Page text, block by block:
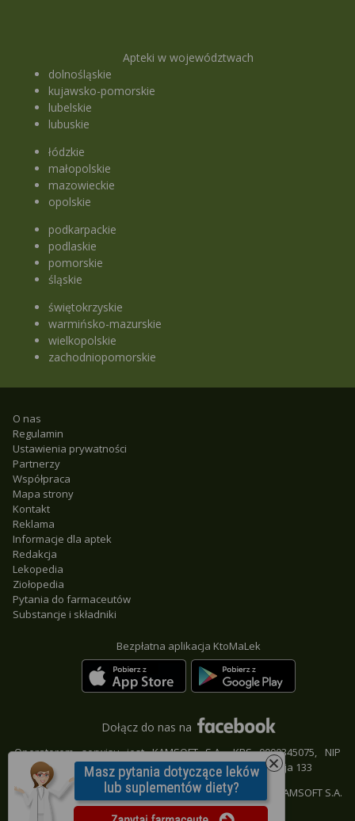
Apteki w województwach
dolnośląskie
kujawsko-pomorskie
lubelskie
lubuskie
łódzkie
małopolskie
mazowieckie
opolskie
podkarpackie
podlaskie
pomorskie
śląskie
świętokrzyskie
warmińsko-mazurskie
wielkopolskie
zachodniopomorskie
O nas
Regulamin
Ustawienia prywatności
Partnerzy
Współpraca
Mapa strony
Kontakt
Reklama
Informacje dla aptek
Redakcja
Lekopedia
Ziołopedia
Pytania do farmaceutów
Substancje i składniki
Bezpłatna aplikacja KtoMaLek
Dołącz do nas na
Operatorem serwisu jest KAMSOFT S.A., KRS 0000345075, NIP
9542685559, REGON 241371988, 40-235 Katowice, ul. 1 Maja 133
© KAMSOFT S.A.